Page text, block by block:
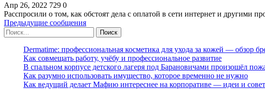
Апр 26, 2022 729 0
Расспросили о том, как обстоят дела с оплатой в сети интернет и другими
Предыдущие сообщения
Dermatime: профессиональная косметика для ухода за кожей — обзор
Как совмещать работу, учёбу и профессиональное развитие
В спальном корпусе детского лагеря под Барановичами произошёл
Как разумно использовать имущество, которое временно не нужно
Как ведущий делает Мафию интереснее на корпоративе — идеи и